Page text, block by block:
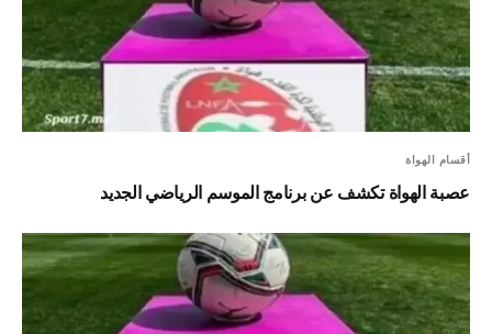
أقسام الهواة
عصبة الهواة تكشف عن برنامج الموسم الرياضي الجديد